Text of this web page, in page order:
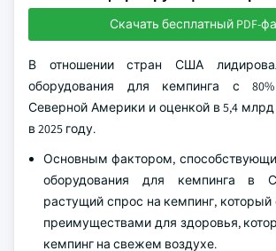
Скачать бесплатный PDF-
В отношении стран США
оборудования для кемпинга с
Северной Америки и оценкой в 5,4
в 2025 году.
Основным фактором,
оборудования для кемпинга в
растущий спрос на кемпинг, который
преимуществами для здоровья,
кемпинг на свежем воздухе.